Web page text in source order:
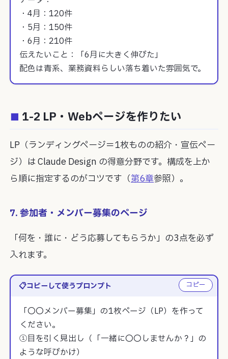
・4月：120件
・5月：150件
・6月：210件
伝えたいこと：「6月に大きく伸びた」
配色は青系、業務資料らしい落ち着いた雰囲気で。
1-2 LP・Webページを作りたい
LP（ランディングページ＝1枚ものの紹介・宣伝ペー
ジ）は Claude Design の得意分野です。構成を上か
ら順に指定するのがコツです（第6章参照）。
7. 参加者・メンバー募集のページ
「何を・誰に・どう応募してもらうか」の3点を必ず
入れます。
コピーして使うプロンプト
「〇〇メンバー募集」の1枚ページ（LP）を作って
ください。
①目を引く見出し（「一緒に〇〇しませんか？」の
ような呼びかけ）
コピー